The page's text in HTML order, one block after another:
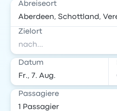
Abreiseort
Zielort
Datum
Passagiere